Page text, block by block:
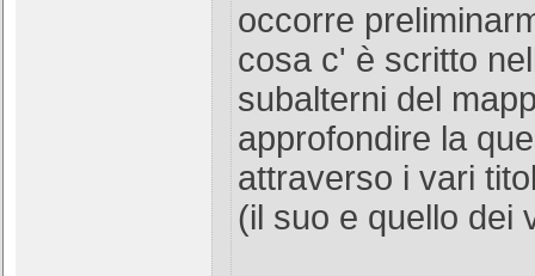
occorre
cosa c' è scritto
subalterni del
approfondire la
attraverso i vari
(il suo e quello dei